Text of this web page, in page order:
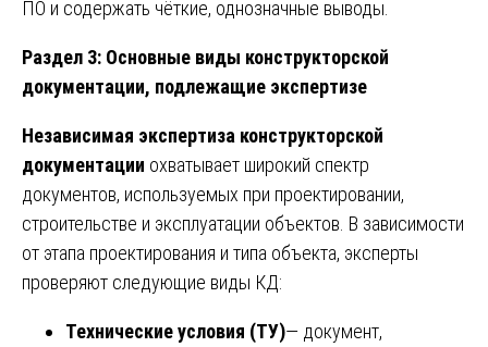
ПО и содержать чёткие, однозначные выводы.
Раздел 3: Основные виды конструкторской
документации, подлежащие экспертизе
Независимая экспертиза конструкторской
документации охватывает широкий спектр
документов, используемых при проектировании,
строительстве и эксплуатации объектов. В зависимости
от этапа проектирования и типа объекта, эксперты
проверяют следующие виды КД:
Технические условия (ТУ)— документ,